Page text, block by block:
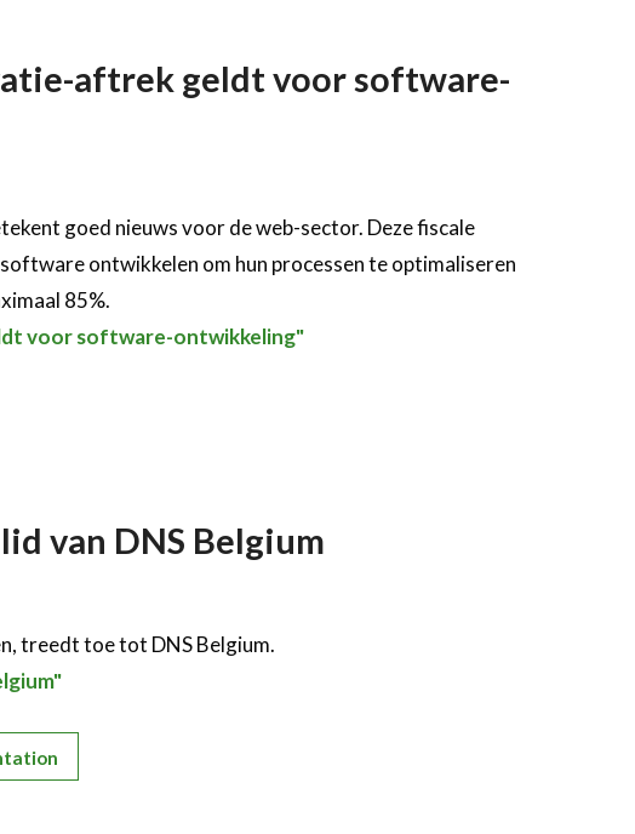
aftrek geldt voor software-
goed nieuws voor de web-sector. Deze fiscale
ontwikkelen om hun processen te optimaliseren
85%.
voor software-ontwikkeling"
van DNS Belgium
treedt toe tot DNS Belgium.